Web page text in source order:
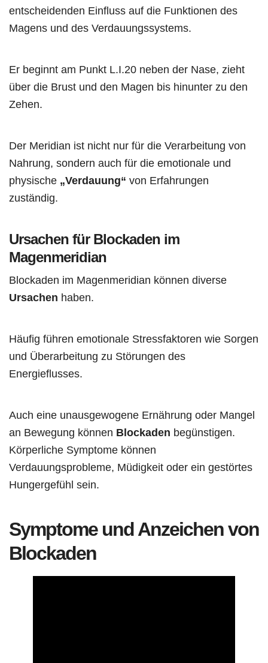
entscheidenden Einfluss auf die Funktionen des
Magens und des Verdauungssystems.
Er beginnt am Punkt L.I.20 neben der Nase, zieht
über die Brust und den Magen bis hinunter zu den
Zehen.
Der Meridian ist nicht nur für die Verarbeitung von
Nahrung, sondern auch für die emotionale und
physische „Verdauung“ von Erfahrungen
zuständig.
Ursachen für Blockaden im
Magenmeridian
Blockaden im Magenmeridian können diverse
Ursachen haben.
Häufig führen emotionale Stressfaktoren wie Sorgen
und Überarbeitung zu Störungen des
Energieflusses.
Auch eine unausgewogene Ernährung oder Mangel
an Bewegung können Blockaden begünstigen.
Körperliche Symptome können
Verdauungsprobleme, Müdigkeit oder ein gestörtes
Hungergefühl sein.
Symptome und Anzeichen von
Blockaden